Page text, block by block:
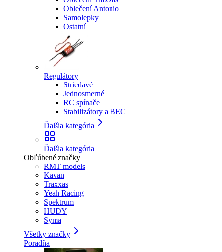
Oblečení Antonio
Samolepky
Ostatní
Regulátory
Striedavé
Jednosmerné
RC spínače
Stabilizátory a BEC
Ďalšia kategória
Ďalšia kategória
Obľúbené značky
RMT models
Kavan
Traxxas
Yeah Racing
Spektrum
HUDY
Syma
Všetky značky
Poradňa